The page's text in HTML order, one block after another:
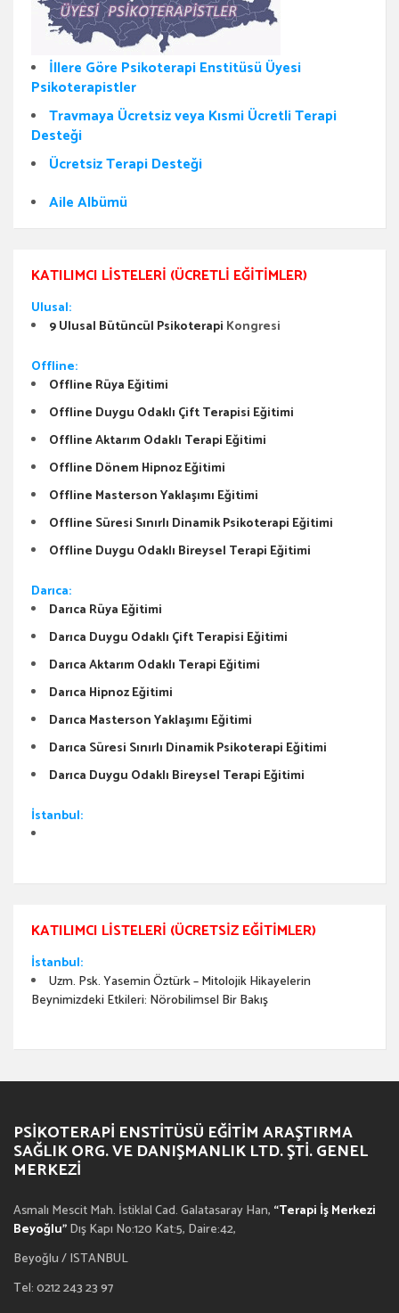
İllere Göre Psikoterapi Enstitüsü Üyesi
Psikoterapistler
Travmaya Ücretsiz veya Kısmi Ücretli Terapi
Desteği
Ücretsiz Terapi Desteği
Aile Albümü
KATILIMCI LISTELERI (ÜCRETLI EĞITIMLER)
Ulusal:
9 Ulusal Bütüncül Psikoterapi Kongresi
Offline:
Offline Rüya Eğitimi
Offline Duygu Odaklı Çift Terapisi Eğitimi
Offline Aktarım Odaklı Terapi Eğitimi
Offline Dönem Hipnoz Eğitimi
Offline Masterson Yaklaşımı Eğitimi
Offline Süresi Sınırlı Dinamik Psikoterapi Eğitimi
Offline Duygu Odaklı Bireysel Terapi Eğitimi
Darıca:
Darıca Rüya Eğitimi
Darıca Duygu Odaklı Çift Terapisi Eğitimi
Darıca Aktarım Odaklı Terapi Eğitimi
Darıca Hipnoz Eğitimi
Darıca Masterson Yaklaşımı Eğitimi
Darıca Süresi Sınırlı Dinamik Psikoterapi Eğitimi
Darıca Duygu Odaklı Bireysel Terapi Eğitimi
İstanbul:
KATILIMCI LISTELERI (ÜCRETSIZ EĞITIMLER)
İstanbul:
Uzm. Psk. Yasemin Öztürk – Mitolojik Hikayelerin
Beynimizdeki Etkileri: Nörobilimsel Bir Bakış
PSIKOTERAPI ENSTITÜSÜ EĞITIM ARAŞTIRMA
SAĞLIK ORG. VE DANIŞMANLIK LTD. ŞTI. GENEL
MERKEZI
Asmalı Mescit Mah. İstiklal Cad. Galatasaray Han, “Terapi İş Merkezi
Beyoğlu”Dış Kapı No:120 Kat:5, Daire:42,
Beyoğlu / ISTANBUL
Tel: 0212 243 23 97